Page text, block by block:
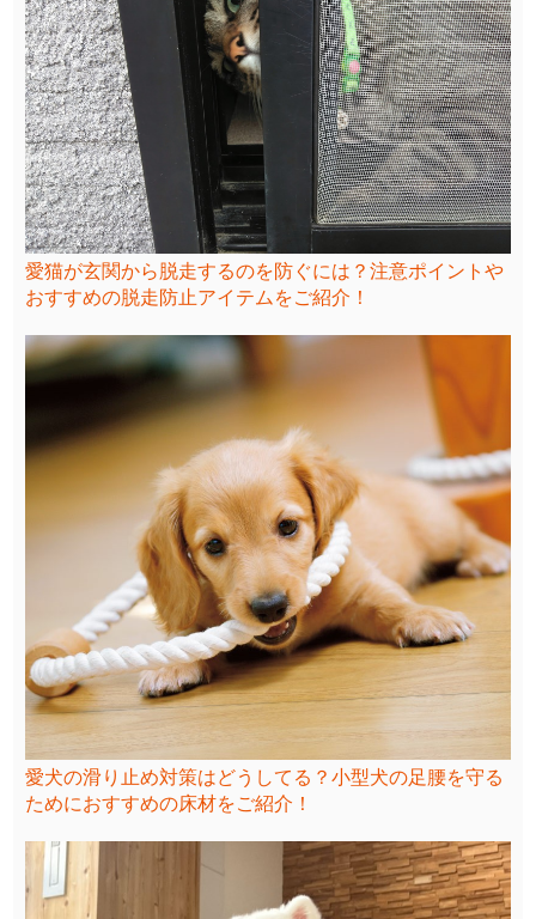
愛猫が玄関から脱走するのを防ぐには？注意ポイントや
おすすめの脱走防止アイテムをご紹介！
愛犬の滑り止め対策はどうしてる？小型犬の足腰を守る
ためにおすすめの床材をご紹介！